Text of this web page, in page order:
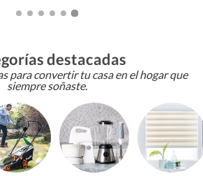
destacadas
para convertir tu casa en el hogar que
siempre soñaste.